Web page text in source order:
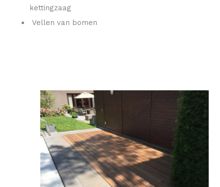
kettingzaag
Vellen van bomen